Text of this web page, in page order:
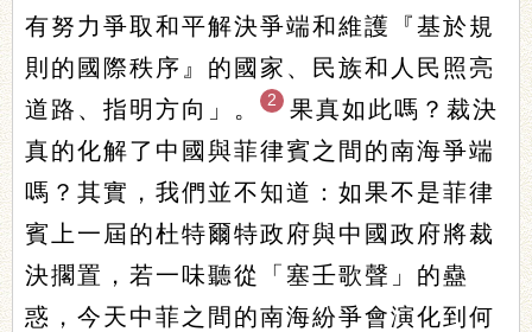
有努力爭取和平解決爭端和維護『基於規
則的國際秩序』的國家、民族和人民照亮
道路、指明方向」。
2
果真如此嗎？裁決
真的化解了中國與菲律賓之間的南海爭端
嗎？其實，我們並不知道：如果不是菲律
賓上一屆的杜特爾特政府與中國政府將裁
決擱置，若一味聽從「塞壬歌聲」的蠱
惑，今天中菲之間的南海紛爭會演化到何